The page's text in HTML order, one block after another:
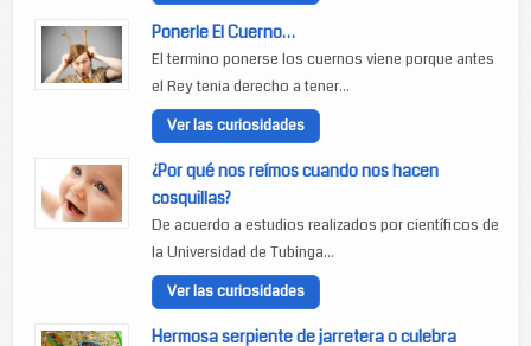
Ponerle El Cuerno…
El termino ponerse los cuernos viene porque antes
el Rey tenia derecho a tener...
Ver las curiosidades
¿Por qué nos reímos cuando nos hacen
cosquillas?
De acuerdo a estudios realizados por científicos de
la Universidad de Tubinga...
Ver las curiosidades
Hermosa serpiente de jarretera o culebra